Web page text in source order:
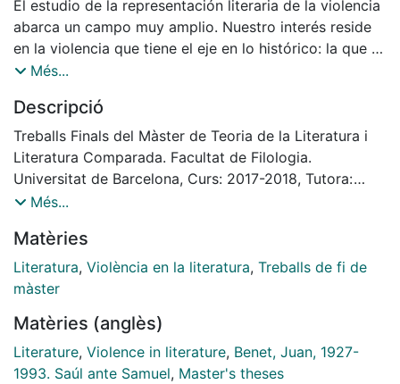
El estudio de la representación literaria de la violencia
abarca un campo muy amplio. Nuestro interés reside
en la violencia que tiene el eje en lo histórico: la que se
desata a partir de la Guerra Civil Española. Sin
toda reflexión sobre la violencia existiría un interés
filosófico por el uso del poder que hace el ser humano
cuando tiene los medios para ejecutar su voluntad. La
literatura, desde la tragedia griega, la Ilíada y la Biblia2
a la literatura más moderna (Faulkner, Camus, Celan,
violentos y crímenes que no solamente aparecen
como acontecimientos a los que se hace referencia
sino que terminan afectando a la propia forma y el
tener en cuenta el acontecimiento histórico de la
guerra ya que, como muchas otras obras literarias, es
una respuesta a una situación social concreta...
Més...
Descripció
Treballs Finals del Màster de Teoria de la Literatura i
Literatura Comparada. Facultat de Filologia.
Universitat de Barcelona, Curs: 2017-2018, Tutora:
Annalisa Mirizio
Més...
Matèries
Literatura, Violència en la literatura, Treballs de fi de
màster
Matèries (anglès)
Literature, Violence in literature, Benet, Juan, 1927-
1993. Saúl ante Samuel, Master's theses